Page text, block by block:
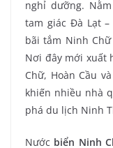
nghỉ dưỡng.
tam giác Đà Lạt
bãi tắm Ninh
Nơi đây mới xuất
Chữ, Hoàn Cầu
khiến nhiều nhà
phá du lịch Ninh
Nước biển Ninh